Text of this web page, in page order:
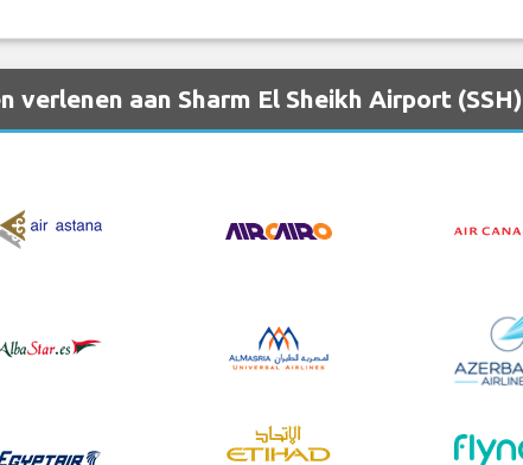
aan Sharm El Sheikh Airport (SSH)